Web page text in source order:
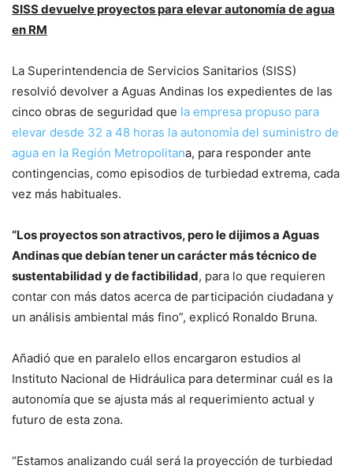
SISS devuelve proyectos para elevar autonomía de agua
en RM
La Superintendencia de Servicios Sanitarios (SISS)
resolvió devolver a Aguas Andinas los expedientes de las
cinco obras de seguridad que la empresa propuso para
elevar desde 32 a 48 horas la autonomía del suministro de
agua en la Región Metropolitana, para responder ante
contingencias, como episodios de turbiedad extrema, cada
vez más habituales.
“Los proyectos son atractivos, pero le dijimos a Aguas
Andinas que debían tener un carácter más técnico de
sustentabilidad y de factibilidad, para lo que requieren
contar con más datos acerca de participación ciudadana y
un análisis ambiental más fino”, explicó Ronaldo Bruna.
Añadió que en paralelo ellos encargaron estudios al
Instituto Nacional de Hidráulica para determinar cuál es la
autonomía que se ajusta más al requerimiento actual y
futuro de esta zona.
“Estamos analizando cuál será la proyección de turbiedad